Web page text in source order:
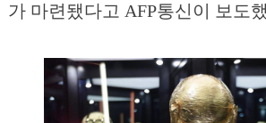
가 마련됐다고 AFP통신이 보도